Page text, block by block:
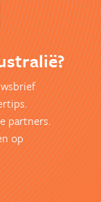
partners.
op